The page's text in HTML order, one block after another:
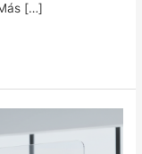
[…]